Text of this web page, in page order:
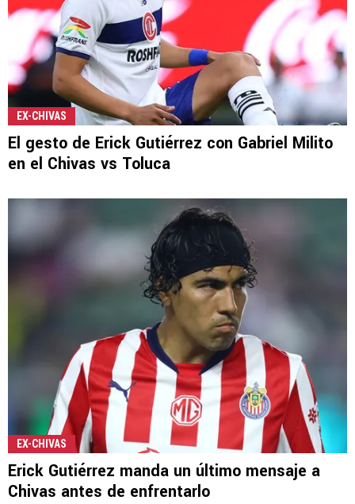
EX-CHIVAS
El gesto de Erick Gutiérrez con Gabriel Milito
en el Chivas vs Toluca
EX-CHIVAS
Erick Gutiérrez manda un último mensaje a
Chivas antes de enfrentarlo